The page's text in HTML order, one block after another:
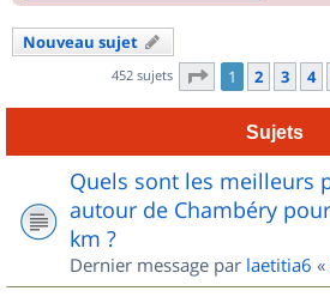
Nouveau sujet
452 sujets Page 1sur
1 2 3 4
Sujets
Quels sont les meilleurs
autour de Chambéry
km ?
Dernier message par laetitia6 «